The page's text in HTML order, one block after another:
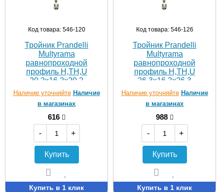
Код товара: 546-120
Тройник Prandelli
Multyrama
равнопроходной
профиль H,TH,U
20,2х16,2х20,2
Наличие уточняйте Наличие
в магазинах
616
-
+
Купить
Купить в 1 клик
Код товара: 546-126
Тройник Prandelli
Multyrama
равнопроходной
профиль H,TH,U
26,3х16,2х26,3
Наличие уточняйте Наличие
в магазинах
988
-
+
Купить
Купить в 1 клик